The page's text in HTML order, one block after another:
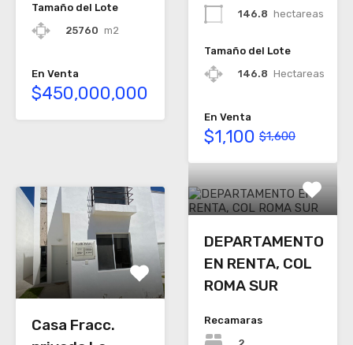
Tamaño del Lote
25760 m2
En Venta
$450,000,000
146.8 hectareas
Tamaño del Lote
146.8 Hectareas
En Venta
$1,100 $1,600
Casa Fracc.
DEPARTAMENTO
EN RENTA, COL
ROMA SUR
Recamaras